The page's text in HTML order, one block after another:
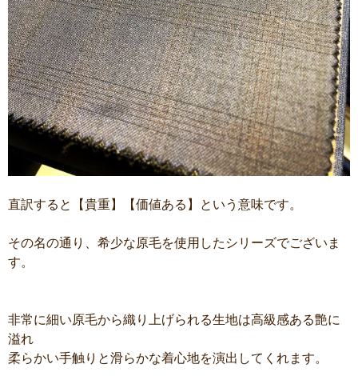
直訳すると【貴重】【価値ある】という意味です。
その名の通り、希少な原毛を使用したシリーズでございま
す。
非常に細い原毛から織り上げられる生地は高級感ある艶に
溢れ
柔らかい手触りと滑らかな着心地を演出してくれます。